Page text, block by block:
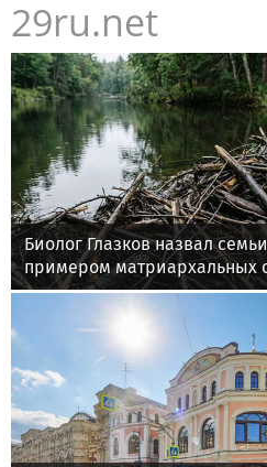
29ru.net
Биолог Глазков назвал
примером матриархальных